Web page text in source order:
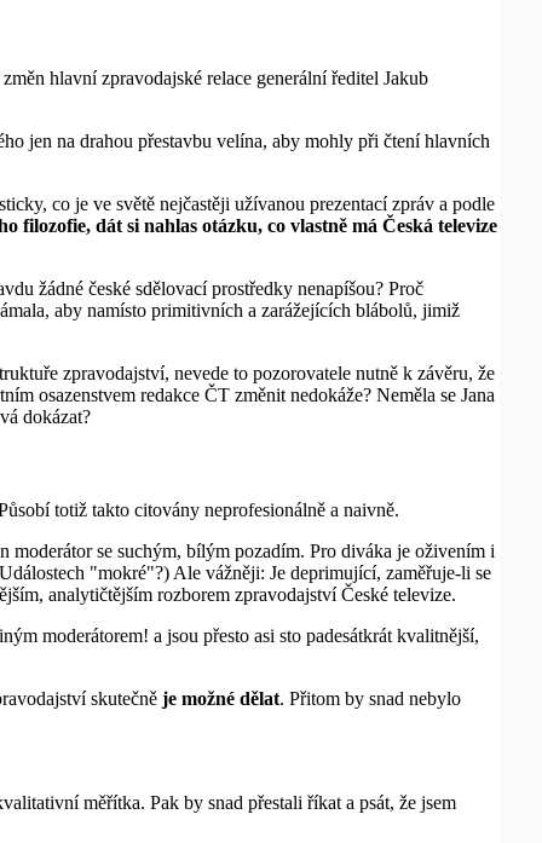
hlavní zpravodajské relace generální ředitel Jakub
jen na drahou přestavbu velína, aby mohly při čtení hlavních
co je ve světě nejčastěji užívanou prezentací zpráv a podle
filozofie, dát si nahlas otázku, co vlastně má Česká televize
žádné české sdělovací prostředky nenapíšou? Proč
aby namísto primitivních a zarážejících blábolů, jimiž
zpravodajství, nevede to pozorovatele nutně k závěru, že
osazenstvem redakce ČT změnit nedokáže? Neměla se Jana
dokázat?
totiž takto citovány neprofesionálně a naivně.
se suchým, bílým pozadím. Pro diváka je oživením i
"mokré"?) Ale vážněji: Je deprimující, zaměřuje-li se
analytičtějším rozborem zpravodajství České televize.
moderátorem! a jsou přesto asi sto padesátkrát kvalitnější,
skutečně je možné dělat. Přitom by snad nebylo
měřítka. Pak by snad přestali říkat a psát, že jsem